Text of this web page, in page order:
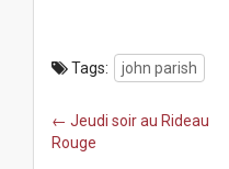
Tags: john parish
P
o
← Jeudi soir au Rideau
Rouge